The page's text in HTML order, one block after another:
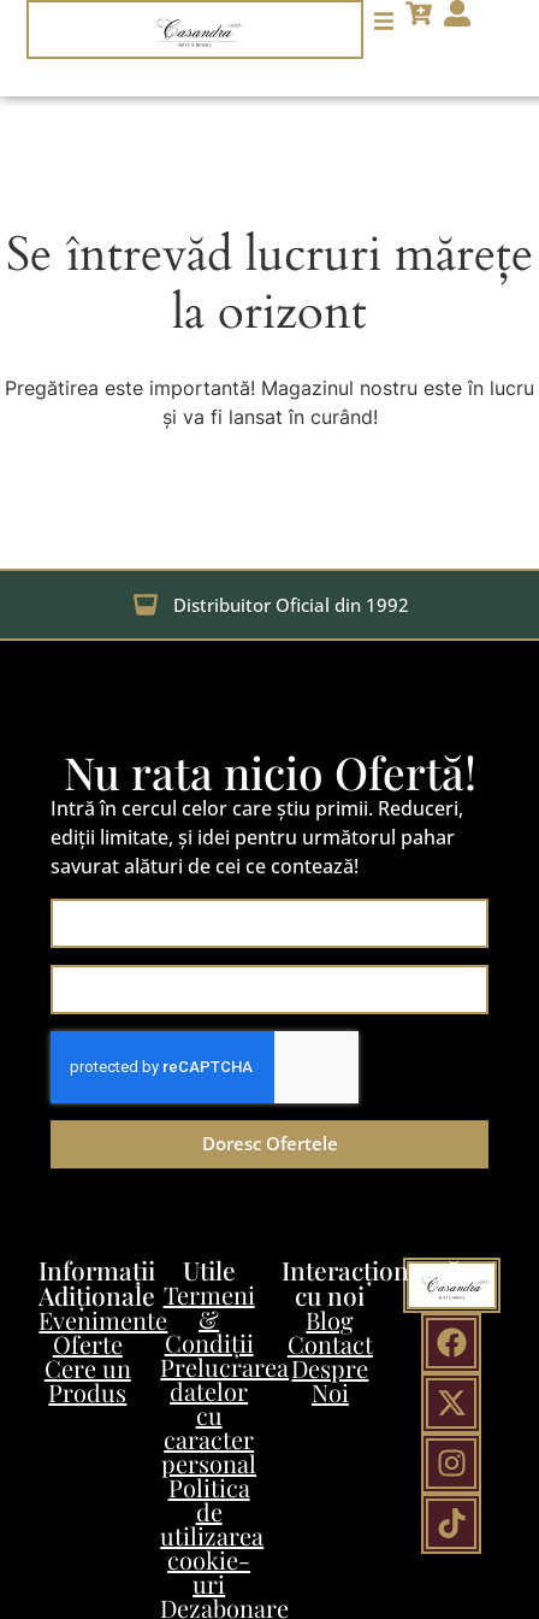
Se întrevăd lucruri mărețe
la orizont
Pregătirea este importantă! Magazinul nostru este în lucru
și va fi lansat în curând!
Distribuitor Oficial din 1992
Nu rata nicio Ofertă!
Intră în cercul celor care știu primii. Reduceri,
ediții limitate, și idei pentru următorul pahar
savurat alături de cei ce contează!
Doresc Ofertele
Interacționează
cu noi
Blog
Contact
Despre
Noi
Utile
Termeni
&
Condiții
Prelucrarea
datelor
cu
caracter
personal
Politica
de
utilizarea
cookie-
uri
Dezabonare
Informații
Adiționale
Evenimente
Oferte
Cere un
Produs